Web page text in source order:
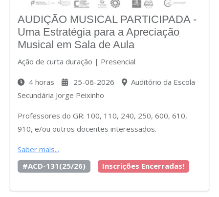
AUDIÇÃO MUSICAL PARTICIPADA -
Uma Estratégia para a Apreciação
Musical em Sala de Aula
Ação de curta duração | Presencial
4 horas 25-06-2026
Auditório da Escola
Secundária Jorge Peixinho
Professores do GR: 100, 110, 240, 250, 600, 610,
910, e/ou outros docentes interessados.
Saber mais...
#ACD-131(25/26)
Inscrições Encerradas!